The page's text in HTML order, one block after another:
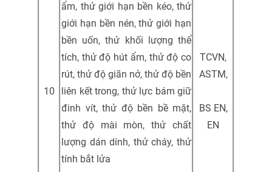
10
ẩm, thử giới hạn bền kéo, thử
giới hạn bền nén, thử giới hạn
bền uốn, thử khối lượng thể
tích, thử độ hút ẩm, thử độ co
rút, thử độ giãn nở, thử độ bền
liên kết trong, thử lực bám giữ
đinh vít, thử độ bền bề mặt,
thử độ mài mòn, thử chất
lượng dán dính, thử cháy, thử
tính bắt lửa
TCVN,
ASTM,
BS EN,
EN